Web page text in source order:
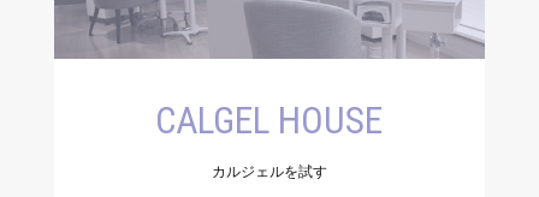
CALGEL HOUSE
カルジェルを試す